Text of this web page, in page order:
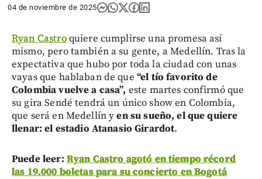
04 de noviembre de 2025
Ryan Castroquiere cumplirse una promesa así
mismo, pero también a su gente, a Medellín. Tras la
expectativa que hubo por toda la ciudad con unas
vayas que hablaban de que “el tío favorito de
Colombia vuelve a casa”, este martes confirmó que
su gira Sendé tendrá un único show en Colombia,
que será en Medellín yen su sueño, el que quiere
llenar: el estadio Atanasio Girardot.
Puede leer: Ryan Castro agotó en tiempo récord
las 19.000 boletas para su concierto en Bogotá